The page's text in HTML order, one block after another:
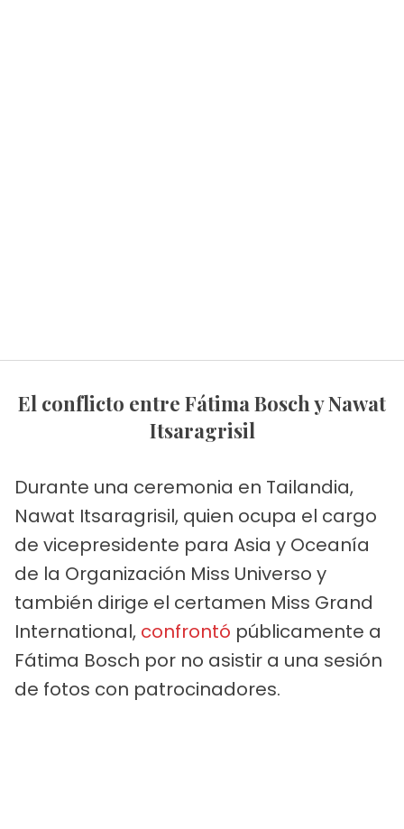
El conflicto entre Fátima Bosch y Nawat
Itsaragrisil
Durante una ceremonia en Tailandia,
Nawat Itsaragrisil, quien ocupa el cargo
de vicepresidente para Asia y Oceanía
de la Organización Miss Universo y
también dirige el certamen Miss Grand
International, confrontó públicamente a
Fátima Bosch por no asistir a una sesión
de fotos con patrocinadores.